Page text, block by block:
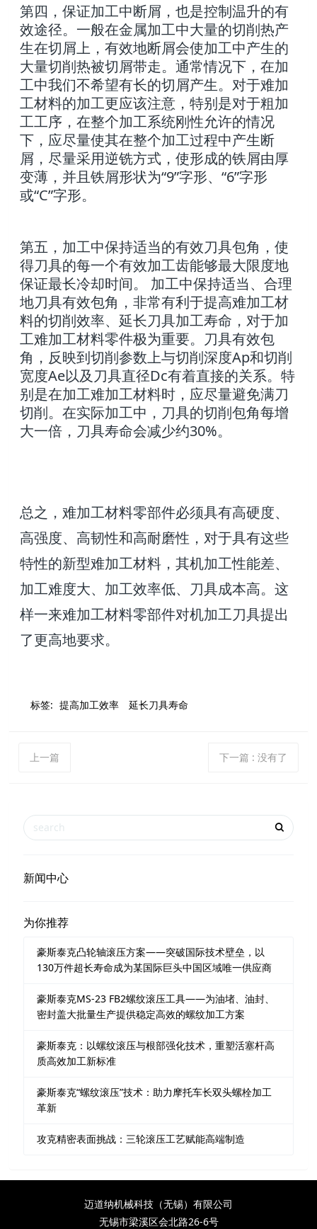
第四，保证加工中断屑，也是控制温升的有
效途径。一般在金属加工中大量的切削热产
生在切屑上，有效地断屑会使加工中产生的
大量切削热被切屑带走。通常情况下，在加
工中我们不希望有长的切屑产生。对于难加
工材料的加工更应该注意，特别是对于粗加
工工序，在整个加工系统刚性允许的情况
下，应尽量使其在整个加工过程中产生断
屑，尽量采用逆铣方式，使形成的铁屑由厚
变薄，并且铁屑形状为“9”字形、“6”字形
或“C”字形。
第五，加工中保持适当的有效刀具包角，使
得刀具的每一个有效加工齿能够最大限度地
保证最长冷却时间。 加工中保持适当、合理
地刀具有效包角，非常有利于提高难加工材
料的切削效率、延长刀具加工寿命，对于加
工难加工材料零件极为重要。刀具有效包
角，反映到切削参数上与切削深度Ap和切削
宽度Ae以及刀具直径Dc有着直接的关系。特
别是在加工难加工材料时，应尽量避免满刀
切削。在实际加工中，刀具的切削包角每增
大一倍，刀具寿命会减少约30%。
总之，难加工材料零部件必须具有高硬度、
高强度、高韧性和高耐磨性，对于具有这些
特性的新型难加工材料，其机加工性能差、
加工难度大、加工效率低、刀具成本高。这
样一来难加工材料零部件对机加工刀具提出
了更高地要求。
标签: 提高加工效率 延长刀具寿命
上一篇 下一篇 : 没有了
新闻中心
为你推荐
豪斯泰克凸轮轴滚压方案——突破国际技术壁垒，以
130万件超长寿命成为某国际巨头中国区域唯一供应商
豪斯泰克MS-23 FB2螺纹滚压工具——为油堵、油封、
密封盖大批量生产提供稳定高效的螺纹加工方案
豪斯泰克：以螺纹滚压与根部强化技术，重塑活塞杆高
质高效加工新标准
豪斯泰克“螺纹滚压”技术：助力摩托车长双头螺栓加工
革新
攻克精密表面挑战：三轮滚压工艺赋能高端制造
迈道纳机械科技（无锡）有限公司
无锡市梁溪区会北路26-6号